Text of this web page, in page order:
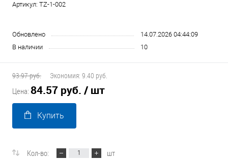
Артикул: TZ-1-002
Обновлено
14.07.2026 04:44:09
В наличии
10
93.97 руб. Экономия: 9.40 руб.
Цена: 84.57 руб. / шт
Купить
Кол-во:
шт